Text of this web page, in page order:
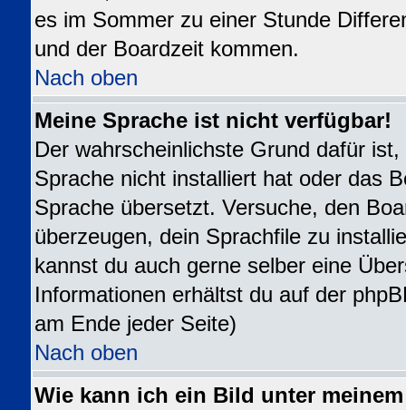
es im Sommer zu einer Stunde
und der Boardzeit kommen.
Nach oben
Meine Sprache ist nicht verfügbar!
Der wahrscheinlichste Grund dafür
Sprache nicht installiert hat oder das
Sprache übersetzt. Versuche, den
überzeugen, dein Sprachfile zu
kannst du auch gerne selber eine
Informationen erhältst du auf der
am Ende jeder Seite)
Nach oben
Wie kann ich ein Bild unter